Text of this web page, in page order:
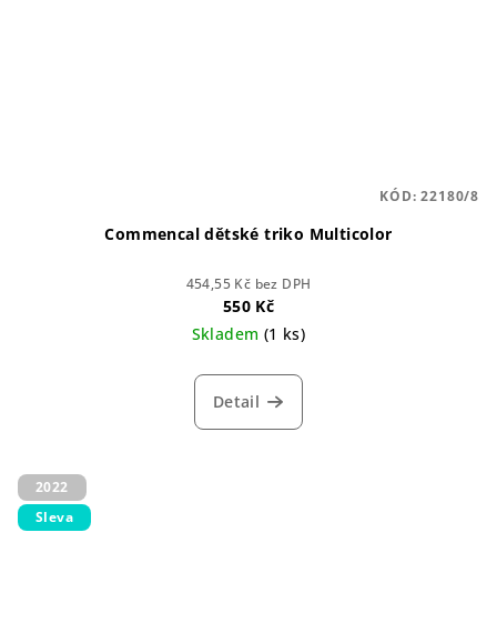
Commencal dětské triko Multicolor
454,55 Kč bez DPH
550 Kč
Skladem (1 ks)
Detail
KÓD:22180/8
2022
Sleva